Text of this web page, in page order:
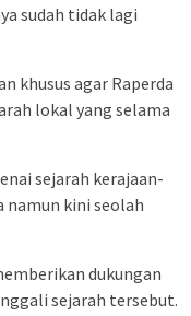
sudah tidak lagi
khusus agar Raperda
lokal yang selama
sejarah kerajaan-
namun kini seolah
dukungan
sejarah tersebut.